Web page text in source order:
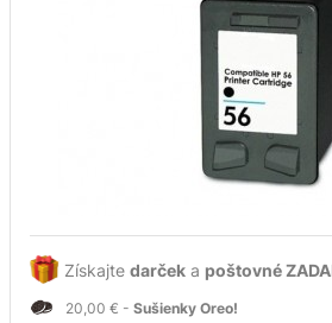
Získajte darček a poštovné
20,00 € - Sušienky Oreo!